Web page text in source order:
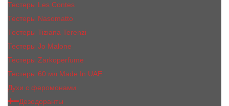
Тестеры Les Contes
Тестеры Nasomatto
Тестеры Tiziana Terenzi
Тестеры Jо Malоnе
Тестеры Zarkoperfume
Тестеры 60 мл Made In UAE
Духи с феромонами
Дезодоранты